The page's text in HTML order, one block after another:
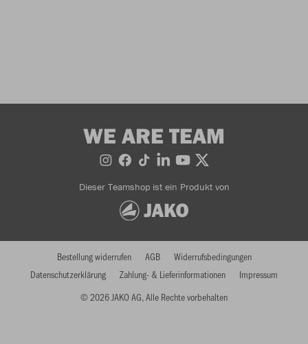
WE ARE TEAM
Dieser Teamshop ist ein Produkt von
© 2026 JAKO AG, Alle Rechte vorbehalten
Bestellung widerrufen AGB
Widerrufsbedingungen
Datenschutzerklärung
Zahlung- & Lieferinformationen Impressum